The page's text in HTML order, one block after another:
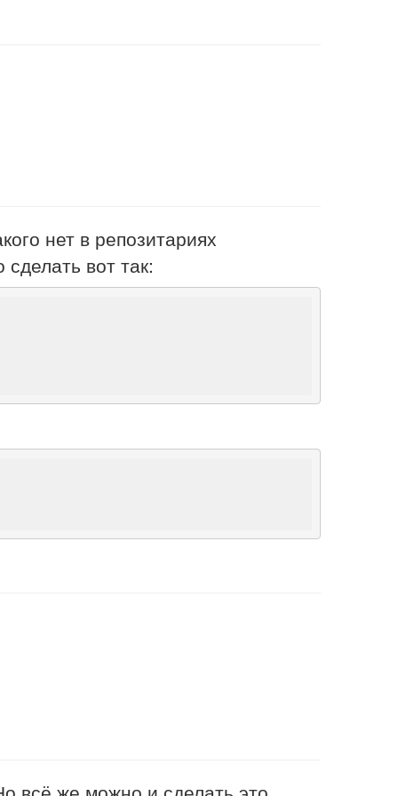
нет в репозитариях
вот так: